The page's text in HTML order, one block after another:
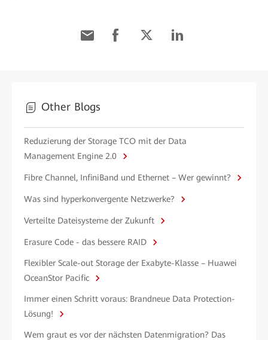
Other Blogs
Reduzierung der Storage TCO mit der Data
Management Engine 2.0
Fibre Channel, InfiniBand und Ethernet – Wer gewinnt?
Was sind hyperkonvergente Netzwerke?
Verteilte Dateisysteme der Zukunft
Erasure Code - das bessere RAID
Flexibler Scale-out Storage der Exabyte-Klasse – Huawei
OceanStor Pacific
Immer einen Schritt voraus: Brandneue Data Protection-
Lösung!
Wem graut es vor der nächsten Datenmigration? Das